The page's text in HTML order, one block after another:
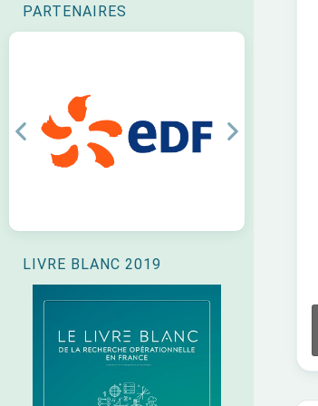
PARTENAIRES
Previous Next
LIVRE BLANC 2019